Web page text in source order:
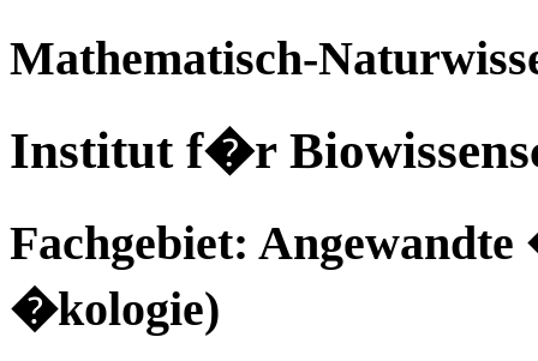
Mathematisch-
Institut f�r
Fachgebiet:
�kologie)